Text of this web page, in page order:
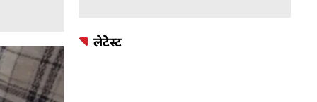
लेटेस्ट